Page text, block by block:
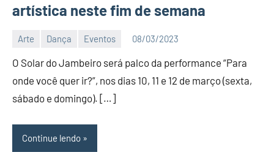
artística neste fim de semana
Arte Dança Eventos 08/03/2023
D
Nit
O Solar do Jambeiro será palco da performance “Para
onde você quer ir?”, nos dias 10, 11 e 12 de março (sexta,
sábado e domingo). […]
Continue lendo